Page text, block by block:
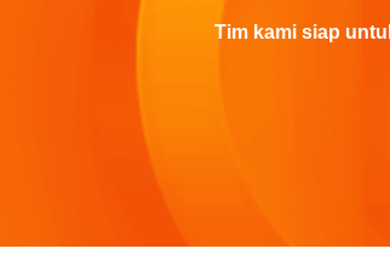
Tim kami siap